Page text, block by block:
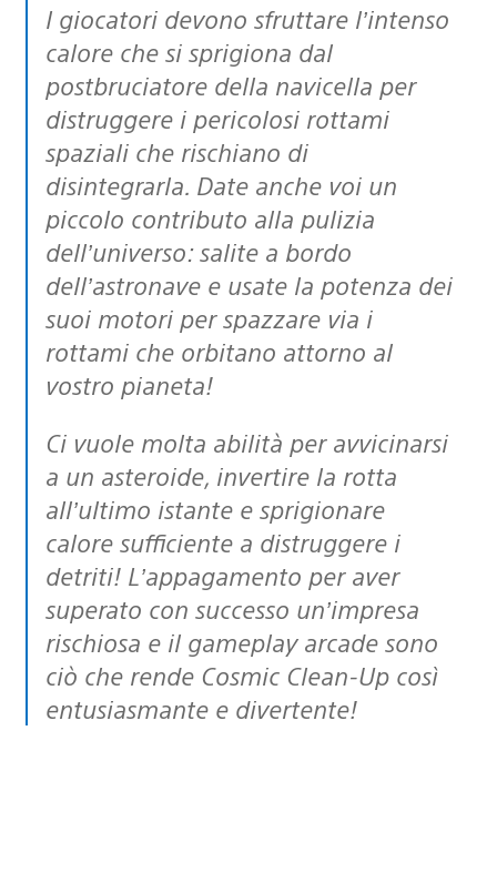
I giocatori devono sfruttare l’intenso
calore che si sprigiona dal
postbruciatore della navicella per
distruggere i pericolosi rottami
spaziali che rischiano di
disintegrarla. Date anche voi un
piccolo contributo alla pulizia
dell’universo: salite a bordo
dell’astronave e usate la potenza dei
suoi motori per spazzare via i
rottami che orbitano attorno al
vostro pianeta!
Ci vuole molta abilità per avvicinarsi
a un asteroide, invertire la rotta
all’ultimo istante e sprigionare
calore sufficiente a distruggere i
detriti! L’appagamento per aver
superato con successo un’impresa
rischiosa e il gameplay arcade sono
ciò che rende Cosmic Clean-Up così
entusiasmante e divertente!